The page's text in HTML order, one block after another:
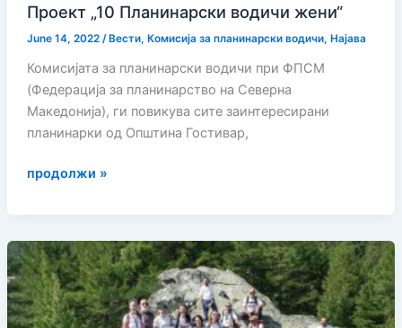
Проект „10 Планинарски водичи жени“
June 14, 2022 /Вести, Комисија за планинарски водичи, Најава
Комисијата за планинарски водичи при ФПСМ
(Федерација за планинарство на Северна
Македонија), ги повикува сите заинтересирани
планинарки од Општина Гостивар,
Проект
водичи
жени“
продолжи »